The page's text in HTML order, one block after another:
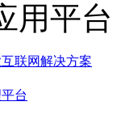
用平台
联网解决方案
台